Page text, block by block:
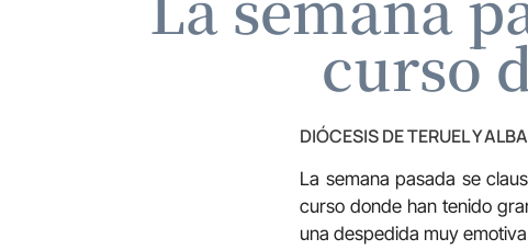
curso
DIÓCESIS DE TERUEL Y
La semana pasada se
curso donde han tenido
una despedida muy